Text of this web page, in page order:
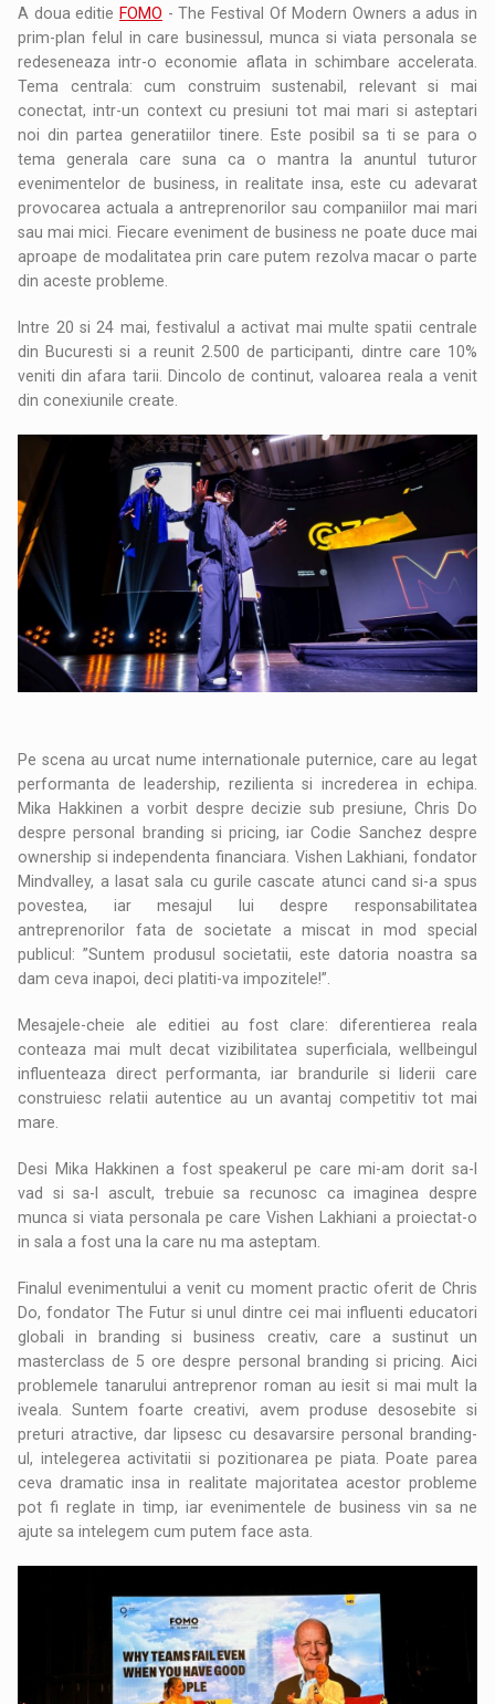
A doua editie FOMO - The Festival Of Modern Owners a adus in
prim-plan felul in care businessul, munca si viata personala se
redeseneaza intr-o economie aflata in schimbare accelerata.
Tema centrala: cum construim sustenabil, relevant si mai
conectat, intr-un context cu presiuni tot mai mari si asteptari
noi din partea generatiilor tinere. Este posibil sa ti se para o
tema generala care suna ca o mantra la anuntul tuturor
evenimentelor de business, in realitate insa, este cu adevarat
provocarea actuala a antreprenorilor sau companiilor mai mari
sau mai mici. Fiecare eveniment de business ne poate duce mai
aproape de modalitatea prin care putem rezolva macar o parte
din aceste probleme.
Intre 20 si 24 mai, festivalul a activat mai multe spatii centrale
din Bucuresti si a reunit 2.500 de participanti, dintre care 10%
veniti din afara tarii. Dincolo de continut, valoarea reala a venit
din conexiunile create.
Pe scena au urcat nume internationale puternice, care au legat
performanta de leadership, rezilienta si increderea in echipa.
Mika Hakkinen a vorbit despre decizie sub presiune, Chris Do
despre personal branding si pricing, iar Codie Sanchez despre
ownership si independenta financiara. Vishen Lakhiani, fondator
Mindvalley, a lasat sala cu gurile cascate atunci cand si-a spus
povestea, iar mesajul lui despre responsabilitatea
antreprenorilor fata de societate a miscat in mod special
publicul: ”Suntem produsul societatii, este datoria noastra sa
dam ceva inapoi, deci platiti-va impozitele!”.
Mesajele-cheie ale editiei au fost clare: diferentierea reala
conteaza mai mult decat vizibilitatea superficiala, wellbeingul
influenteaza direct performanta, iar brandurile si liderii care
construiesc relatii autentice au un avantaj competitiv tot mai
mare.
Desi Mika Hakkinen a fost speakerul pe care mi-am dorit sa-l
vad si sa-l ascult, trebuie sa recunosc ca imaginea despre
munca si viata personala pe care Vishen Lakhiani a proiectat-o
in sala a fost una la care nu ma asteptam.
Finalul evenimentului a venit cu moment practic oferit de Chris
Do, fondator The Futur si unul dintre cei mai influenti educatori
globali in branding si business creativ, care a sustinut un
masterclass de 5 ore despre personal branding si pricing. Aici
problemele tanarului antreprenor roman au iesit si mai mult la
iveala. Suntem foarte creativi, avem produse desosebite si
preturi atractive, dar lipsesc cu desavarsire personal branding-
ul, intelegerea activitatii si pozitionarea pe piata. Poate parea
ceva dramatic insa in realitate majoritatea acestor probleme
pot fi reglate in timp, iar evenimentele de business vin sa ne
ajute sa intelegem cum putem face asta.